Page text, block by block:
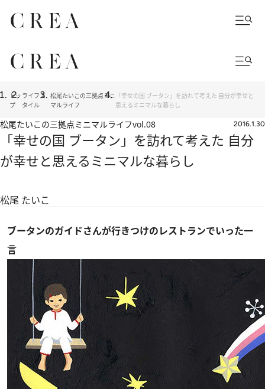
トッ
プ
ライフス
タイル
松尾たいこの三拠点ミニ
マルライフ
「幸せの国 ブータン」を訪れて考えた 自分が幸せと
思えるミニマルな暮らし
松尾たいこの三拠点ミニマルライフvol.08 2016.1.30
「幸せの国 ブータン」を訪れて考えた 自分
が幸せと思えるミニマルな暮らし
松尾 たいこ
ブータンのガイドさんが行きつけのレストランでいった一
言